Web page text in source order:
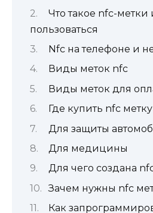
Что такое nfc-метки
пользоваться
Nfc на телефоне и
Виды меток nfc
Виды меток для
Где купить nfc метку
Для защиты
Для медицины
Для чего создана
Зачем нужны nfc
Как